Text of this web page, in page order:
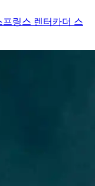
프링스 렌터카더 스